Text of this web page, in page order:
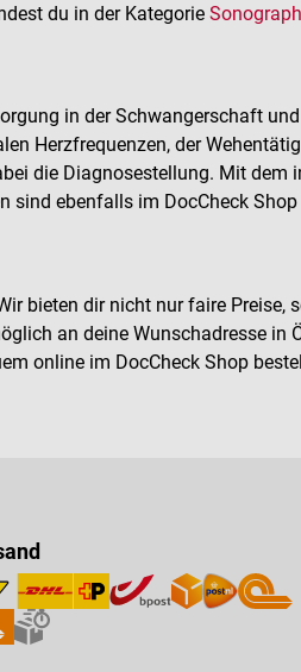
du in der Kategorie
in der Schwangerschaft
Herzfrequenzen, der
die Diagnosestellung. Mit dem
sind ebenfalls im DocCheck
bieten dir nicht nur faire Preise,
an deine Wunschadresse in
online im DocCheck Shop